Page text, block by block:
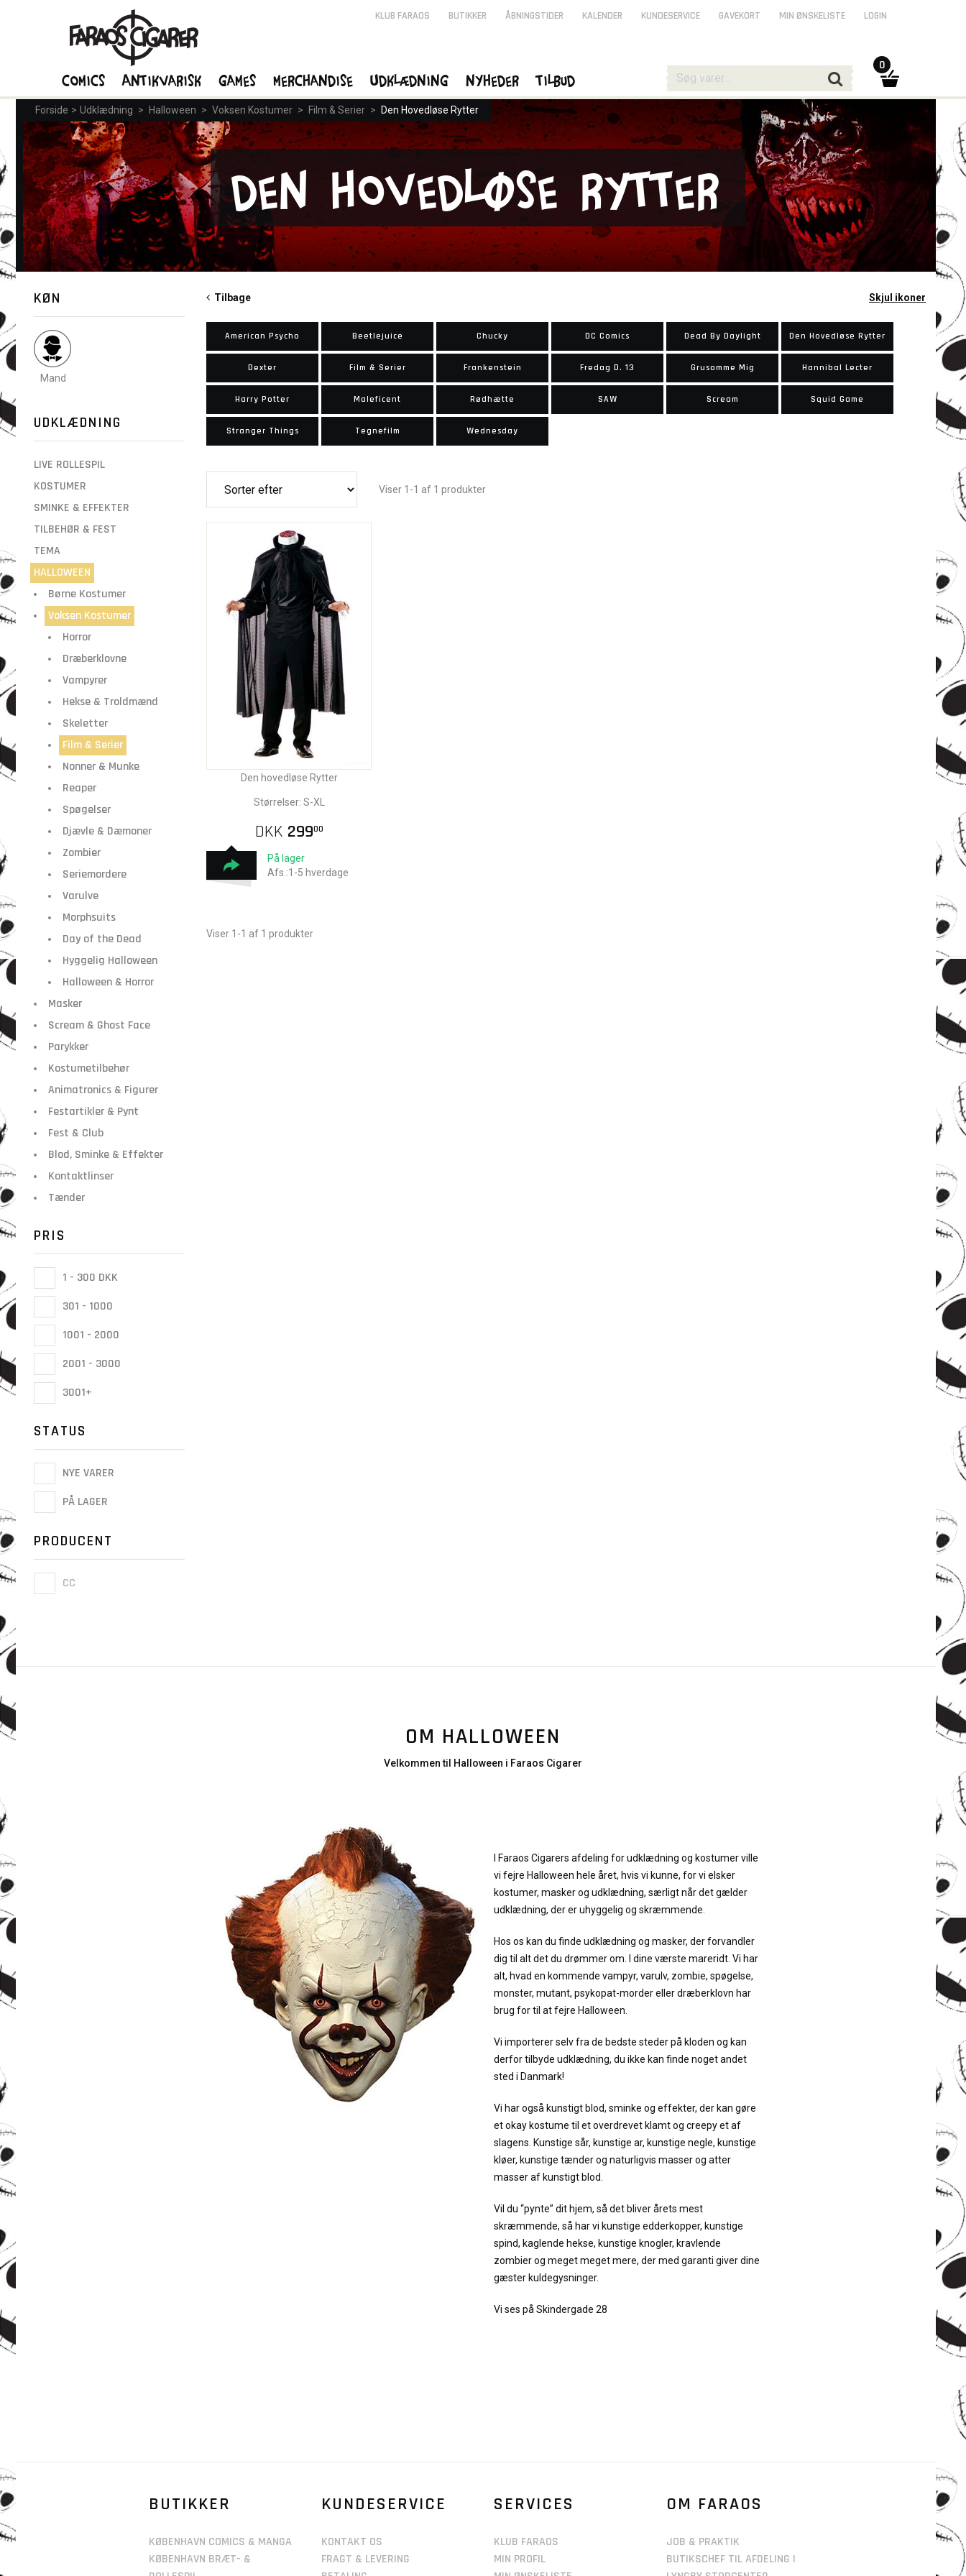
Forside > Udklædning > Halloween > Voksen Kostumer > Film & Serier > Den Hovedløse Rytter
Den Hovedløse Rytter
KØN
Mand
UDKLÆDNING
LIVE ROLLESPIL
KOSTUMER
SMINKE & EFFEKTER
TILBEHØR & FEST
TEMA
HALLOWEEN
Børne Kostumer
Voksen Kostumer
Horror
Dræberklovne
Vampyrer
Hekse & Troldmænd
Skeletter
Film & Serier
Nonner & Munke
Reaper
Spøgelser
Djævle & Dæmoner
Zombier
Seriemordere
Varulve
Morphsuits
Day of the Dead
Hyggelig Halloween
Halloween & Horror
Masker
Scream & Ghost Face
Parykker
Kostumetilbehør
Animatronics & Figurer
Festartikler & Pynt
Fest & Club
Blod, Sminke & Effekter
Kontaktlinser
Tænder
PRIS
1 - 300 DKK
301 - 1000
1001 - 2000
2001 - 3000
3001+
STATUS
NYE VARER
PÅ LAGER
PRODUCENT
CC
Skjul ikoner
Tilbage
American Psycho Beetlejuice Chucky DC Comics Dead By Daylight Den Hovedløse Rytter
Dexter Film & Serier Frankenstein Fredag D. 13 Grusomme Mig Hannibal Lecter
Harry Potter Maleficent Rødhætte SAW Scream Squid Game
Stranger Things Tegnefilm Wednesday
Viser 1-1 af 1 produkter
Den hovedløse Rytter
Størrelser: S-XL
DKK 29900
På lager
Afs.:1-5 hverdage
Viser 1-1 af 1 produkter
OM HALLOWEEN
Velkommen til Halloween i Faraos Cigarer
I Faraos Cigarers afdeling for udklædning og kostumer ville
vi fejre Halloween hele året, hvis vi kunne, for vi elsker
kostumer, masker og udklædning, særligt når det gælder
udklædning, der er uhyggelig og skræmmende.
Hos os kan du finde udklædning og masker, der forvandler
dig til alt det du drømmer om. I dine værste mareridt. Vi har
alt, hvad en kommende vampyr, varulv, zombie, spøgelse,
monster, mutant, psykopat-morder eller dræberklovn har
brug for til at fejre Halloween.
Vi importerer selv fra de bedste steder på kloden og kan
derfor tilbyde udklædning, du ikke kan finde noget andet
sted i Danmark!
Vi har også kunstigt blod, sminke og effekter, der kan gøre
et okay kostume til et overdrevet klamt og creepy et af
slagens. Kunstige sår, kunstige ar, kunstige negle, kunstige
kløer, kunstige tænder og naturligvis masser og atter
masser af kunstigt blod.
Vil du “pynte” dit hjem, så det bliver årets mest
skræmmende, så har vi kunstige edderkopper, kunstige
spind, kaglende hekse, kunstige knogler, kravlende
zombier og meget meget mere, der med garanti giver dine
gæster kuldegysninger.
Vi ses på Skindergade 28
KLUB FARAOS BUTIKKER ÅBNINGSTIDER KALENDER KUNDESERVICE GAVEKORT MIN ØNSKELISTE LOGIN
Comics Antikvarisk Games Merchandise Udklædning Nyheder Tilbud
0
BUTIKKER
KØBENHAVN COMICS & MANGA
KØBENHAVN BRÆT- &
KUNDESERVICE
KONTAKT OS
FRAGT & LEVERING
SERVICES
KLUB FARAOS
MIN PROFIL
OM FARAOS
JOB & PRAKTIK
BUTIKSCHEF TIL AFDELING I